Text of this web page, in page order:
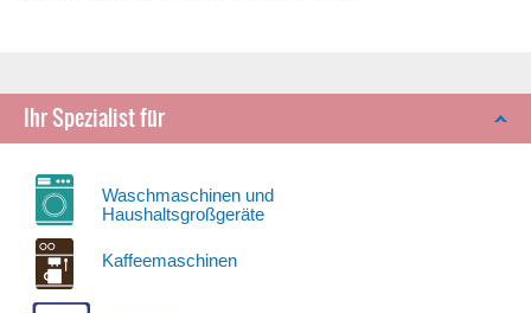
Ihr Spezialist für
Waschmaschinen und
Haushaltsgroßgeräte
Kaffeemaschinen